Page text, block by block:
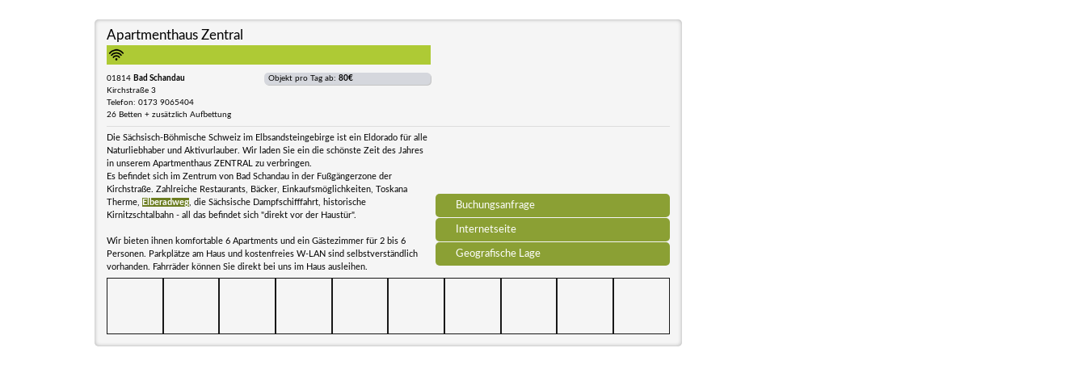
Buchungsanfrage
Internetseite
Geografische Lage
Apartmenthaus Zentral
01814 Bad Schandau
Kirchstraße 3
Telefon: 0173 9065404
26 Betten + zusätzlich Aufbettung
Objekt pro Tag ab: 80€
Die Sächsisch-Böhmische Schweiz im Elbsandsteingebirge ist ein Eldorado für alle
Naturliebhaber und Aktivurlauber. Wir laden Sie ein die schönste Zeit des Jahres
in unserem Apartmenthaus ZENTRAL zu verbringen.
Es befindet sich im Zentrum von Bad Schandau in der Fußgängerzone der
Kirchstraße. Zahlreiche Restaurants, Bäcker, Einkaufsmöglichkeiten, Toskana
Therme,
Elberadweg , die Sächsische Dampfschifffahrt, historische
Kirnitzschtalbahn - all das befindet sich "direkt vor der Haustür".
Wir bieten ihnen komfortable 6 Apartments und ein Gästezimmer für 2 bis 6
Personen. Parkplätze am Haus und kostenfreies W-LAN sind selbstverständlich
vorhanden. Fahrräder können Sie direkt bei uns im Haus ausleihen.